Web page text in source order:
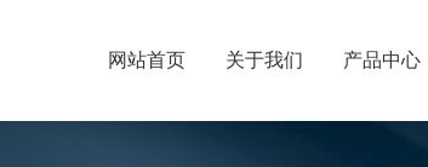
网站首页 关于我们 产品中心